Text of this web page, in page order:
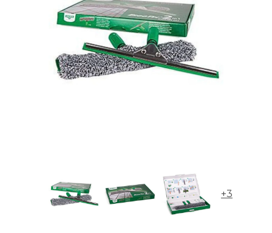
Moerman JACK 45 cm - kompletní sada na mytí oken
Moerman COMBINATOR 45 cm - kompetní sada na
+3